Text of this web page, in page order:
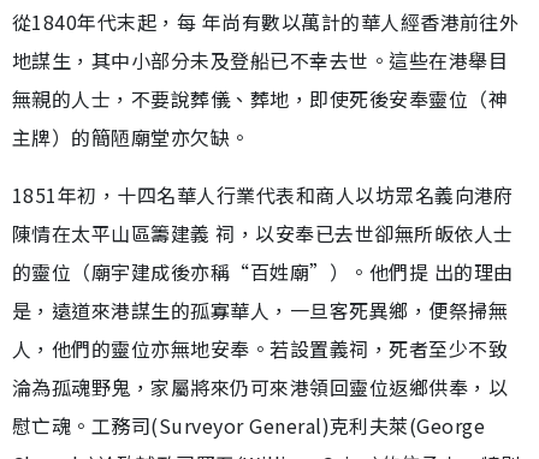
從1840年代末起，每 年尚有數以萬計的華人經香港前往外
地謀生，其中小部分未及登船已不幸去世。這些在港舉目
無親的人士，不要說葬儀、葬地，即使死後安奉靈位（神
主牌）的簡陋廟堂亦欠缺。
1851年初，十四名華人行業代表和商人以坊眾名義向港府
陳情在太平山區籌建義 祠，以安奉已去世卻無所皈依人士
的靈位（廟宇建成後亦稱“百姓廟”）。他們提 出的理由
是，遠道來港謀生的孤寡華人，一旦客死異鄉，便祭掃無
人，他們的靈位亦無地安奉。若設置義祠，死者至少不致
淪為孤魂野鬼，家屬將來仍可來港領回靈位返鄉供奉，以
慰亡魂。工務司(Surveyor General)克利夫萊(George